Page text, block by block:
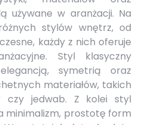
używane w aranżacji. Na
stylów wnętrz, od
każdy z nich oferuje
Styl klasyczny
symetrią oraz
materiałów, takich
czy jedwab. Z kolei styl
minimalizm, prostotę form